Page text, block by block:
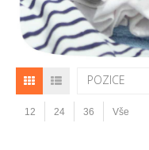
POZICE
12 24 36 Vše